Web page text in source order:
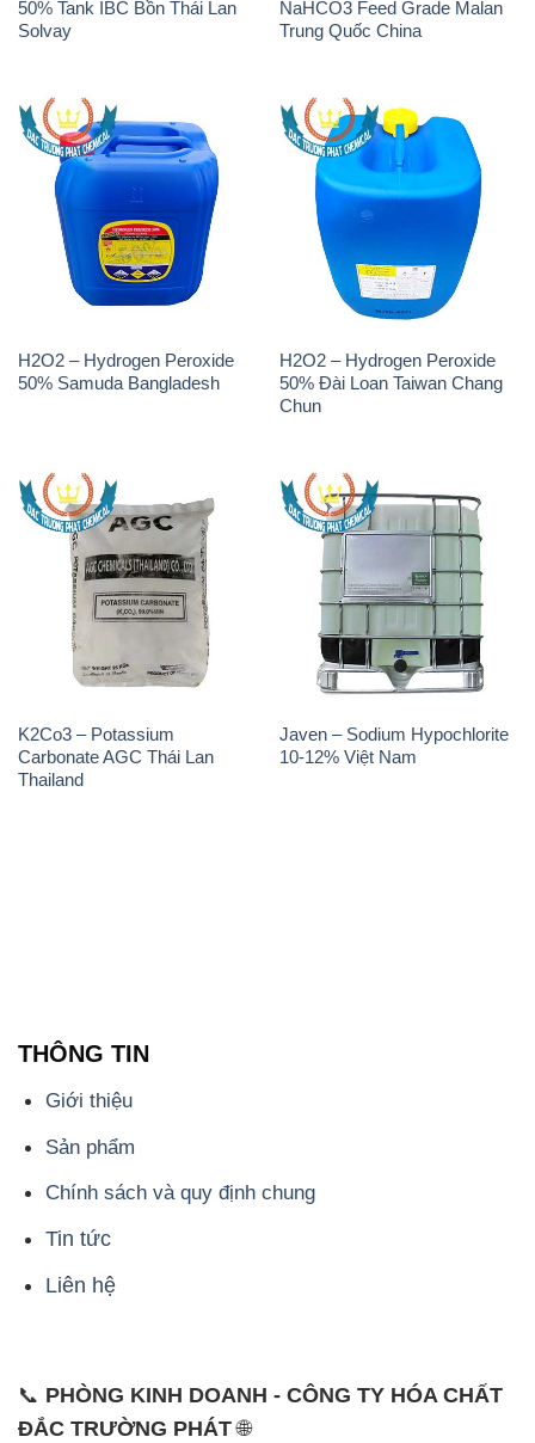
50% Tank IBC Bồn Thái Lan
Solvay
NaHCO3 Feed Grade Malan
Trung Quốc China
H2O2 – Hydrogen Peroxide
50% Samuda Bangladesh
H2O2 – Hydrogen Peroxide
50% Đài Loan Taiwan Chang
Chun
K2Co3 – Potassium
Carbonate AGC Thái Lan
Thailand
Javen – Sodium Hypochlorite
10-12% Việt Nam
THÔNG TIN
Giới thiệu
Sản phẩm
Chính sách và quy định chung
Tin tức
Liên hệ
📞 PHÒNG KINH DOANH - CÔNG TY HÓA CHẤT
ĐẮC TRƯỜNG PHÁT🌐